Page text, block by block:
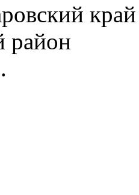
край
район